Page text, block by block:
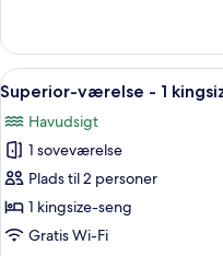
-
balkon
-
havudsigt
-
queensize-
seng
med
sovesofa
balkon
-
havudsigt
Indlæs
alle
billeder
af
Superior-
værelse
-
4
Superior-værelse - 1
Havudsigt
1 soveværelse
Plads til 2 personer
1 kingsize-seng
Gratis Wi-Fi